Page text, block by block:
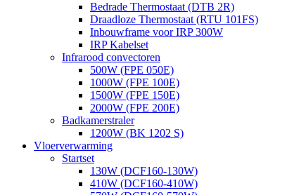
Bedrade Thermostaat (DTB 2R)
Draadloze Thermostaat (RTU 101FS)
Inbouwframe voor IRP 300W
IRP Kabelset
Infrarood convectoren
500W (FPE 050E)
1000W (FPE 100E)
1500W (FPE 150E)
2000W (FPE 200E)
Badkamerstraler
1200W (BK 1202 S)
Vloerverwarming
Startset
130W (DCF160-130W)
410W (DCF160-410W)